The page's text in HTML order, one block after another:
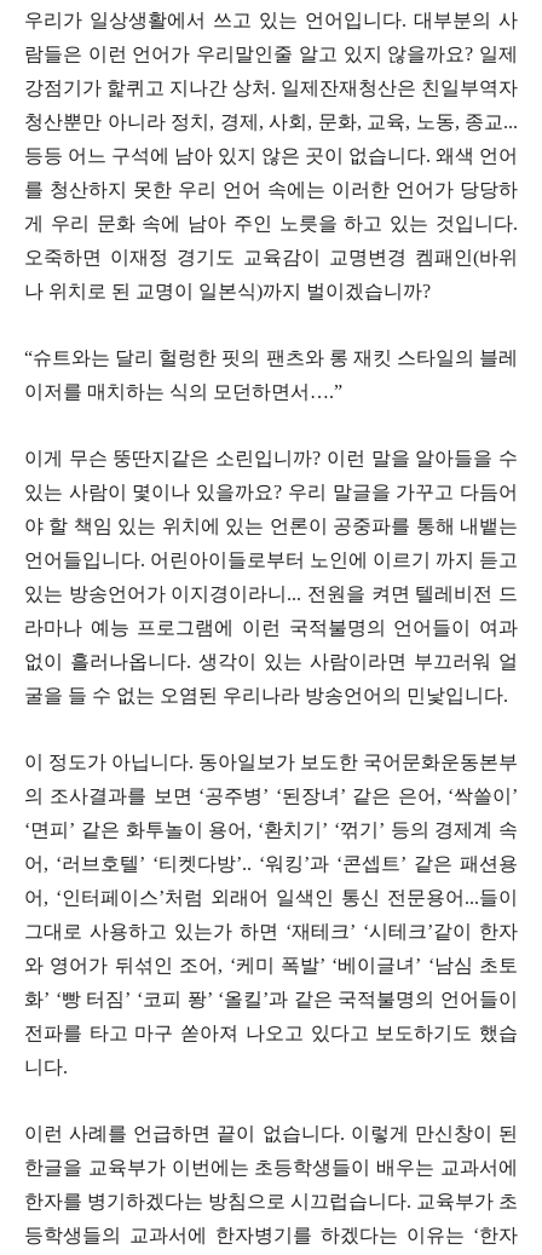
우리가 일상생활에서 쓰고 있는 언어입니다. 대부분의 사
람들은 이런 언어가 우리말인줄 알고 있지 않을까요? 일제
강점기가 핥퀴고 지나간 상처 . 일제잔재청산은 친일부역자
청산뿐만 아니라 정치 , 경제 , 사회 , 문화, 교육, 노동, 종교...
등등 어느 구석에 남아 있지 않은 곳이 없습니다. 왜색 언어
를 청산하지 못한 우리 언어 속에는 이러한 언어가 당당하
게 우리 문화 속에 남아 주인 노릇을 하고 있는 것입니다.
오죽하면 이재정 경기도 교육감이 교명변경 켐패인(바위
나 위치로 된 교명이 일본식)까지 벌이겠습니까?
“슈트와는 달리 헐렁한 핏의 팬츠와 롱 재킷 스타일의 블레
이저를 매치하는 식의 모던하면서 ….”
이게 무슨 뚱딴지같은 소린입니까? 이런 말을 알아들을 수
있는 사람이 몇이나 있을까요? 우리 말글을 가꾸고 다듬어
야 할 책임 있는 위치에 있는 언론이 공중파를 통해 내뱉는
언어들입니다. 어린아이들로부터 노인에 이르기 까지 듣고
있는 방송언어가 이지경이라니 ... 전원을 켜면 텔레비전 드
라마나 예능 프로그램에 이런 국적불명의 언어들이 여과
없이 흘러나옵니다. 생각이 있는 사람이라면 부끄러워 얼
굴을 들 수 없는 오염된 우리나라 방송언어의 민낯입니다.
이 정도가 아닙니다. 동아일보가 보도한 국어문화운동본부
의 조사결과를 보면 ‘공주병’ ‘된장녀 ’ 같은 은어 , ‘싹쓸이 ’
‘면피 ’ 같은 화투놀이 용어 , ‘환치기 ’ ‘꺾기 ’ 등의 경제계 속
어 , ‘러브호텔’ ‘티켓다방’.. ‘워킹’과 ‘콘셉트’ 같은 패션용
어 , ‘인터페이스’처럼 외래어 일색인 통신 전문용어 ...들이
그대로 사용하고 있는가 하면 ‘재테크’ ‘시테크’같이 한자
와 영어가 뒤섞인 조어 , ‘케미 폭발’ ‘베이글녀 ’ ‘남심 초토
화’ ‘빵 터짐’ ‘코피 퐝’ ‘올킬’과 같은 국적불명의 언어들이
전파를 타고 마구 쏟아져 나오고 있다고 보도하기도 했습
니다.
이런 사례를 언급하면 끝이 없습니다. 이렇게 만신창이 된
한글을 교육부가 이번에는 초등학생들이 배우는 교과서에
한자를 병기하겠다는 방침으로 시끄럽습니다. 교육부가 초
등학생들의 교과서에 한자병기를 하겠다는 이유는 ‘한자